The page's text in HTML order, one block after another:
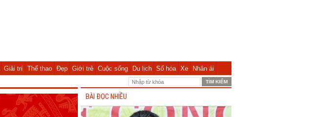
Giải trí Thể thao Đẹp Giới trẻ Cuộc sống Du lịch Số hóa Xe Nhân ái
BÀI ĐỌC NHIỀU